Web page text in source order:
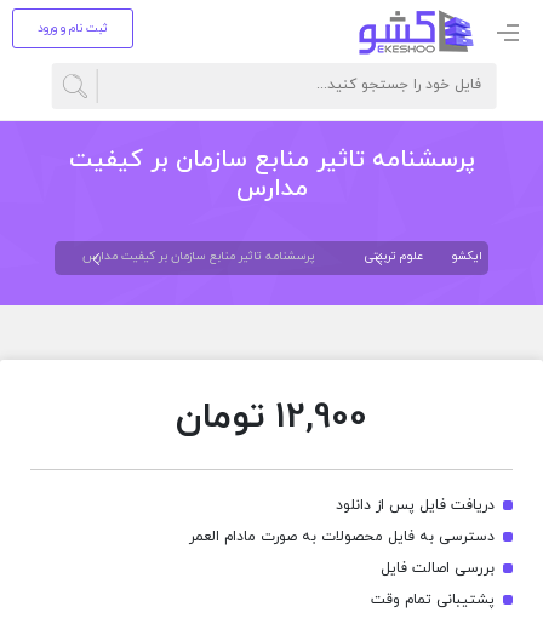
ثبت نام و ورود
پرسشنامه تاثیر منابع سازمان بر کیفیت
مدارس
ایکشو علوم تربیتی پرسشنامه تاثیر منابع سازمان بر کیفیت مدارس
12,900 تومان
دریافت فایل پس از دانلود
دسترسی به فایل محصولات به صورت مادام العمر
بررسی اصالت فایل
پشتیبانی تمام وقت